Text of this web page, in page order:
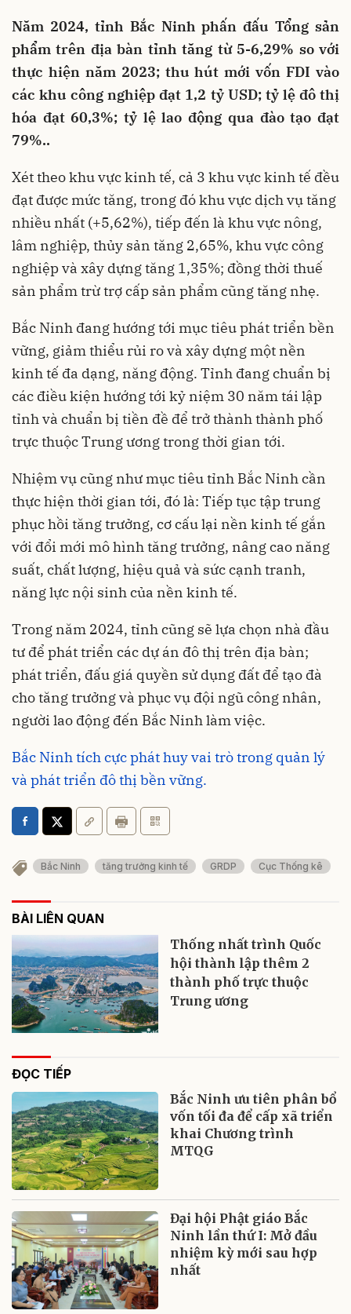
Năm 2024, tỉnh Bắc Ninh phấn đấu Tổng sản
phẩm trên địa bàn tỉnh tăng từ 5-6,29% so với
thực hiện năm 2023; thu hút mới vốn FDI vào
các khu công nghiệp đạt 1,2 tỷ USD; tỷ lệ đô thị
hóa đạt 60,3%; tỷ lệ lao động qua đào tạo đạt
79%..
Xét theo khu vực kinh tế, cả 3 khu vực kinh tế đều
đạt được mức tăng, trong đó khu vực dịch vụ tăng
nhiều nhất (+5,62%), tiếp đến là khu vực nông,
lâm nghiệp, thủy sản tăng 2,65%, khu vực công
nghiệp và xây dựng tăng 1,35%; đồng thời thuế
sản phẩm trừ trợ cấp sản phẩm cũng tăng nhẹ.
Bắc Ninh đang hướng tới mục tiêu phát triển bền
vững, giảm thiểu rủi ro và xây dựng một nền
kinh tế đa dạng, năng động. Tỉnh đang chuẩn bị
các điều kiện hướng tới kỷ niệm 30 năm tái lập
tỉnh và chuẩn bị tiền đề để trở thành thành phố
trực thuộc Trung ương trong thời gian tới.
Nhiệm vụ cũng như mục tiêu tỉnh Bắc Ninh cần
thực hiện thời gian tới, đó là: Tiếp tục tập trung
phục hồi tăng trưởng, cơ cấu lại nền kinh tế gắn
với đổi mới mô hình tăng trưởng, nâng cao năng
suất, chất lượng, hiệu quả và sức cạnh tranh,
năng lực nội sinh của nền kinh tế.
Trong năm 2024, tỉnh cũng sẽ lựa chọn nhà đầu
tư để phát triển các dự án đô thị trên địa bàn;
phát triển, đấu giá quyền sử dụng đất để tạo đà
cho tăng trưởng và phục vụ đội ngũ công nhân,
người lao động đến Bắc Ninh làm việc.
Bắc Ninh tích cực phát huy vai trò trong quản lý
và phát triển đô thị bền vững.
Bắc Ninh tăng trưởng kinh tế GRDP Cục Thống kê
BÀI LIÊN QUAN
Thống nhất trình Quốc
hội thành lập thêm 2
thành phố trực thuộc
Trung ương
ĐỌC TIẾP
Bắc Ninh ưu tiên phân bổ
vốn tối đa để cấp xã triển
khai Chương trình
MTQG
Đại hội Phật giáo Bắc
Ninh lần thứ I: Mở đầu
nhiệm kỳ mới sau hợp
nhất